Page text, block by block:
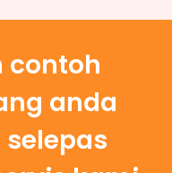
contoh
anda